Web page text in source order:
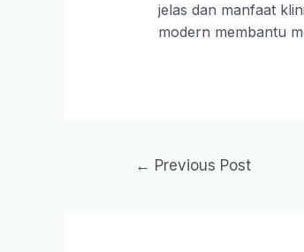
jelas dan manfaat
modern membantu
← Previous Post